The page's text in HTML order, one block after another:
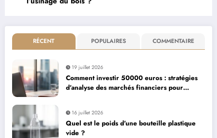
RÉCENT POPULAIRES COMMENTAIRE
19 juillet 2026
Comment investir 50000 euros : stratégies
d’analyse des marchés financiers pour
16 juillet 2026
Quel est le poids d’une bouteille plastique
vide ?